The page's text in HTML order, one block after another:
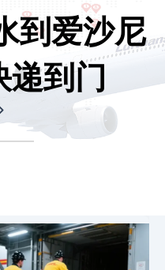
到爱沙尼
递到门